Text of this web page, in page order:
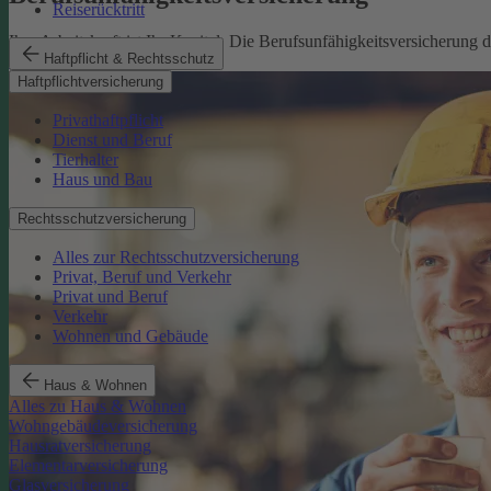
Reiserücktritt
Haftpflicht & Rechtsschutz
Haftpflichtversicherung
Privathaftpflicht
Dienst und Beruf
Tierhalter
Haus und Bau
Rechtsschutzversicherung
Alles zur Rechtsschutzversicherung
Privat, Beruf und Verkehr
Privat und Beruf
Verkehr
Wohnen und Gebäude
Haus & Wohnen
Alles zu Haus & Wohnen
Wohngebäudeversicherung
Hausratversicherung
Elementarversicherung
Glasversicherung
Ihre Arbeitskraft ist Ihr Kapital. Die
Mehr erfahren